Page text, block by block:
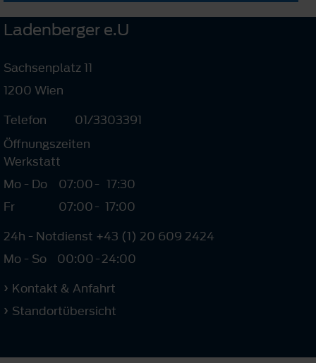
Ladenberger e.U
Sachsenplatz 11
1200 Wien
Telefon
01/3303391
Öffnungszeiten
Werkstatt
Mo - Do
07:00- 17:30
Fr
07:00- 17:00
24h - Notdienst +43 (1) 20 609 2424
Mo - So
00:00-24:00
Kontakt & Anfahrt
Standortübersicht